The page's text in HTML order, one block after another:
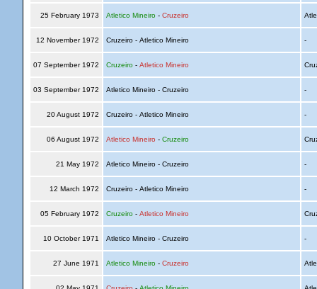
25 February 1973 Atletico Mineiro- Cruzeiro
12 November 1972 Cruzeiro - Atletico Mineiro -
07 September 1972 Cruzeiro- Atletico Mineiro
03 September 1972 Atletico Mineiro - Cruzeiro -
20 August 1972 Cruzeiro - Atletico Mineiro -
06 August 1972 Atletico Mineiro - Cruzeiro
21 May 1972 Atletico Mineiro - Cruzeiro -
12 March 1972 Cruzeiro - Atletico Mineiro -
05 February 1972 Cruzeiro- Atletico Mineiro
10 October 1971 Atletico Mineiro - Cruzeiro -
27 June 1971 Atletico Mineiro- Cruzeiro